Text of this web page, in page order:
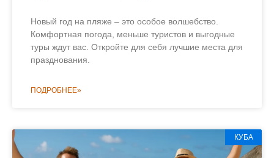
Новый год на пляже – это особое волшебство.
Комфортная погода, меньше туристов и выгодные
туры ждут вас. Откройте для себя лучшие места для
празднования.
ПОДРОБНЕЕ»
КУБА